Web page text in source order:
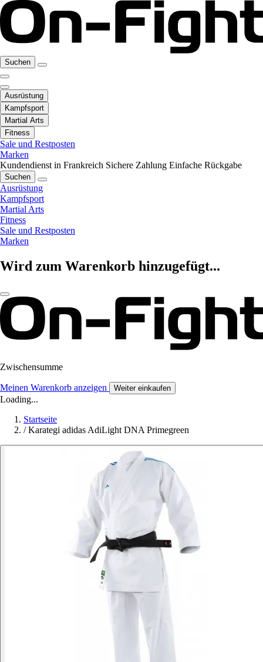
Suchen
Ausrüstung
Kampfsport
Martial Arts
Fitness
Sale und Restposten
Marken
Kundendienst in Frankreich Sichere Zahlung Einfache Rückgabe
Suchen
Ausrüstung
Kampfsport
Martial Arts
Fitness
Sale und Restposten
Marken
Wird zum Warenkorb hinzugefügt...
Zwischensumme
Meinen Warenkorb anzeigen Weiter einkaufen
Loading...
Startseite
/ Karategi adidas AdiLight DNA Primegreen